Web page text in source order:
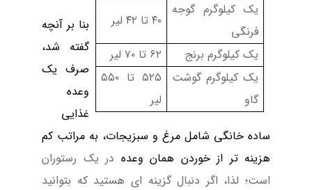
یک کیلوگرم گوجه
فرنگی
۴۰ تا ۴۲ لیر
یک کیلوگرم برنج
۶۲ تا ۷۰ لیر
یک کیلوگرم گوشت
گاو
۵۲۵ تا ۵۵۰
لیر
بنا بر آنچه
گفته شد،
صرف یک
وعده
غذایی
ساده خانگی شامل مرغ و سبزیجات، به مراتب کم
هزینه ‌تر از خوردن همان وعده در یک رستوران
است؛ لذا، اگر دنبال گزینه ای هستید که بتوانید